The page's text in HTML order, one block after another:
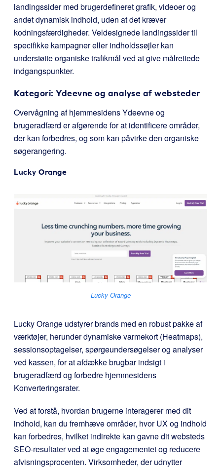
landingssider med brugerdefineret grafik, videoer og
andet dynamisk indhold, uden at det kræver
kodningsfærdigheder. Veldesignede landingssider til
specifikke kampagner eller indholdssøjler kan
understøtte organiske trafikmål ved at give målrettede
indgangspunkter.
Kategori: Ydeevne og analyse af websteder
Overvågning af hjemmesidens Ydeevne og
brugeradfærd er afgørende for at identificere områder,
der kan forbedres, og som kan påvirke den organiske
søgerangering.
Lucky Orange
Lucky Orange
Lucky Orange udstyrer brands med en robust pakke af
værktøjer, herunder dynamiske varmekort (Heatmaps),
sessionsoptagelser, spørgeundersøgelser og analyser
ved kassen, for at afdække brugbar indsigt i
brugeradfærd og forbedre hjemmesidens
Konverteringsrater.
Ved at forstå, hvordan brugerne interagerer med dit
indhold, kan du fremhæve områder, hvor UX og indhold
kan forbedres, hvilket indirekte kan gavne dit websteds
SEO-resultater ved at øge engagementet og reducere
afvisningsprocenten. Virksomheder, der udnytter